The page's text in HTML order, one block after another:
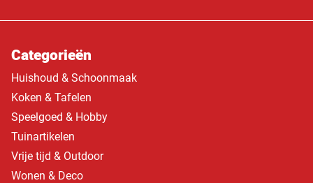
Categorieën
Huishoud & Schoonmaak
Koken & Tafelen
Speelgoed & Hobby
Tuinartikelen
Vrije tijd & Outdoor
Wonen & Deco